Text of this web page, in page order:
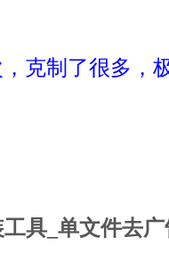
克制了很多，
具_单文件去